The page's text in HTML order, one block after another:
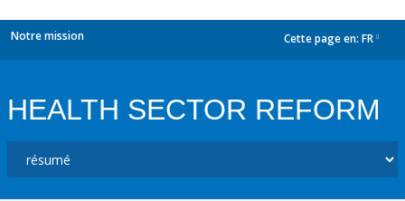
Notre mission Cette page en: FR
HEALTH SECTOR REFORM